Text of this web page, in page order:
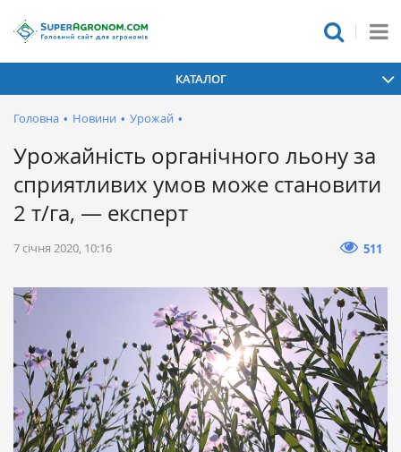
КАТАЛОГ
Головна • Новини • Урожай •
Урожайність органічного льону за
сприятливих умов може становити
2 т/га, — експерт
7 січня 2020, 10:16 511